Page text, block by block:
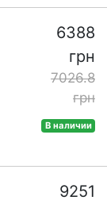
6388
грн
7026.8
грн
В наличии
9251